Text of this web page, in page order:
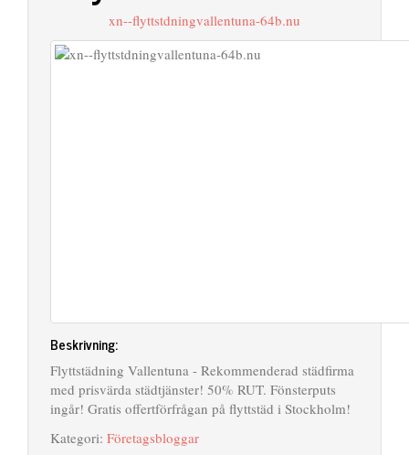
xn--flyttstdningvallentuna-64b.nu
Beskrivning:
Flyttstädning Vallentuna - Rekommenderad städfirma
med prisvärda städtjänster! 50% RUT. Fönsterputs
ingår! Gratis offertförfrågan på flyttstäd i Stockholm!
Kategori: Företagsbloggar